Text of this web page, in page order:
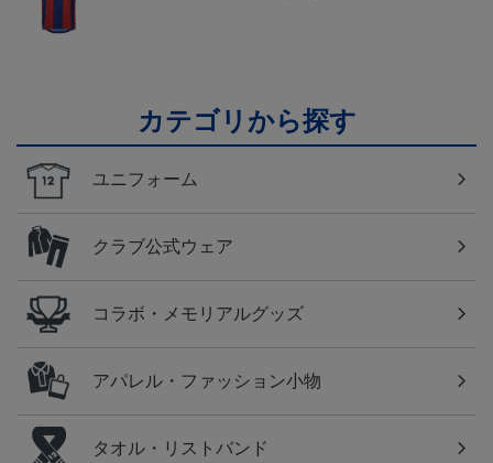
カテゴリから探す
ユニフォーム
クラブ公式ウェア
コラボ・メモリアルグッズ
アパレル・ファッション小物
タオル・リストバンド